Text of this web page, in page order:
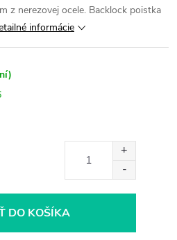
z nerezovej ocele. Backlock poistka
informácie
DO KOŠÍKA